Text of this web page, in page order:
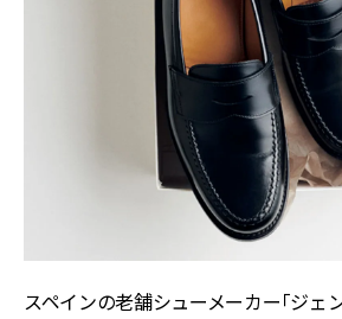
スペインの老舗シューメーカー「ジェ